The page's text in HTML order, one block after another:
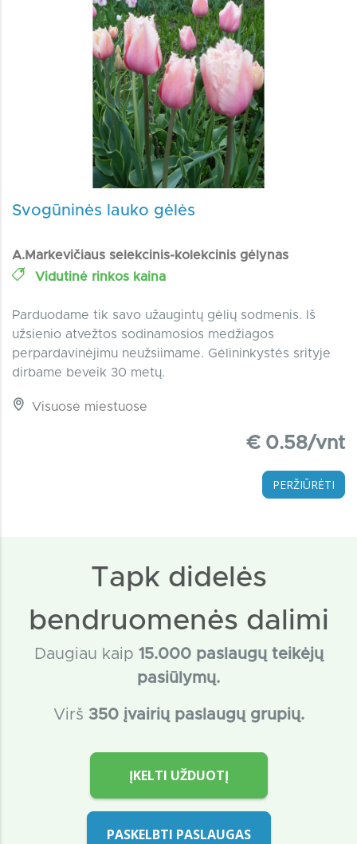
Svogūninės lauko gėlės
A.Markevičiaus selekcinis-kolekcinis gėlynas
Vidutinė rinkos kaina
Parduodame tik savo užaugintų gėlių sodmenis. Iš
užsienio atvežtos sodinamosios medžiagos
perpardavinėjimu neužsiimame. Gėlininkystės srityje
dirbame beveik 30 metų.
Visuose miestuose
€ 0.58/vnt
PERŽIŪRĖTI
Tapk didelės
bendruomenės dalimi
Daugiau kaip 15.000 paslaugų teikėjų
pasiūlymų.
Virš 350 įvairių paslaugų grupių.
ĮKELTI UŽDUOTĮ
PASKELBTI PASLAUGAS